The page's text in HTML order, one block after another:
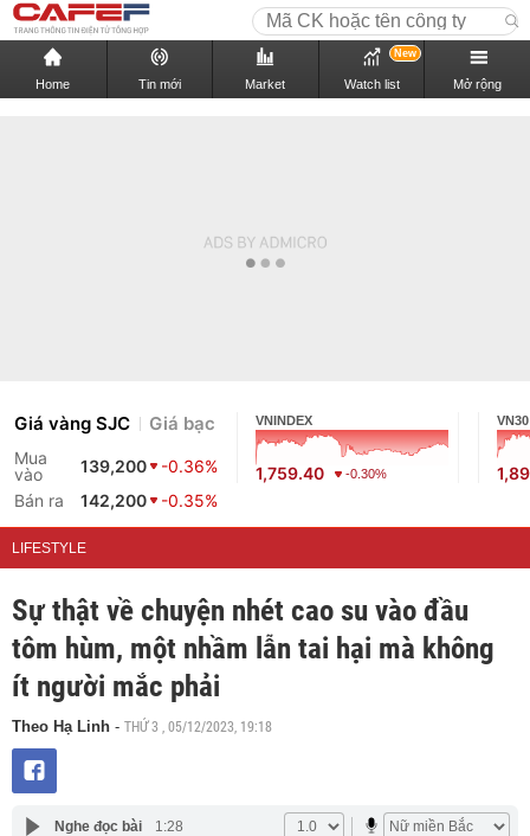
Home Tin mới Market Watch list
New
Mở rộng
Giá vàng SJC Giá bạc
Mua
vào
139,200
-0.36%
Bán ra
142,200 -0.35%
VNINDEX
1,759.40 -0.30%
VN30
LIFESTYLE
Sự thật về chuyện nhét cao su vào đầu
tôm hùm, một nhầm lẫn tai hại mà không
ít người mắc phải
Theo Hạ Linh - THỨ 3 , 05/12/2023, 19:18
Nghe đọc bài 1:28